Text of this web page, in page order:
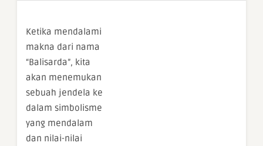
Ketika mendalami
makna dari nama
“Balisarda”, kita
akan menemukan
sebuah jendela ke
dalam simbolisme
yang mendalam
dan nilai-nilai